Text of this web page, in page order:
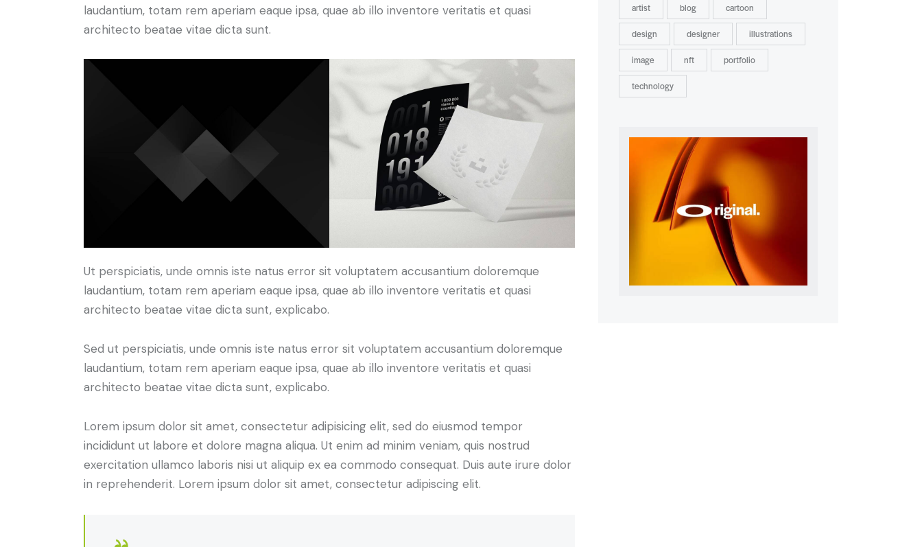
laudantium, totam rem aperiam eaque ipsa, quae ab illo inventore veritatis et quasi
architecto beatae vitae dicta sunt.
Ut perspiciatis, unde omnis iste natus error sit voluptatem accusantium doloremque
laudantium, totam rem aperiam eaque ipsa, quae ab illo inventore veritatis et quasi
architecto beatae vitae dicta sunt, explicabo.
Sed ut perspiciatis, unde omnis iste natus error sit voluptatem accusantium doloremque
laudantium, totam rem aperiam eaque ipsa, quae ab illo inventore veritatis et quasi
architecto beatae vitae dicta sunt, explicabo.
Lorem ipsum dolor sit amet, consectetur adipisicing elit, sed do eiusmod tempor
incididunt ut labore et dolore magna aliqua. Ut enim ad minim veniam, quis nostrud
exercitation ullamco laboris nisi ut aliquip ex ea commodo consequat. Duis aute irure dolor
in reprehenderit. Lorem ipsum dolor sit amet, consectetur adipiscing elit.
artist blog cartoon
design designer illustrations
image nft portfolio
technology